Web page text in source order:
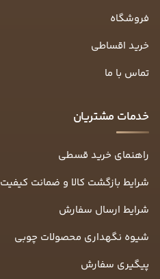
فروشگاه
خرید اقساطی
تماس با ما
خدمات مشتریان
راهنمای خرید قسطی
شرایط بازگشت کالا و ضمانت کیفیت
شرایط ارسال سفارش
شیوه نگهداری محصولات چوبی
پیگیری سفارش